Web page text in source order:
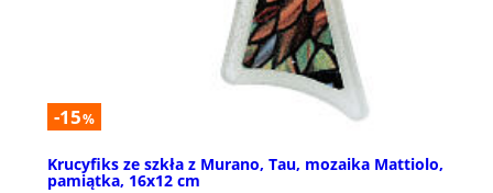
-15%
Krucyfiks ze szkła z Murano, Tau, mozaika Mattiolo,
pamiątka, 16x12 cm